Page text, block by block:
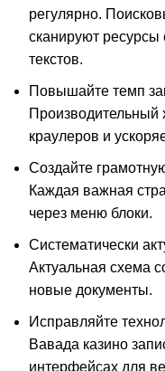
регулярно.
сканируют
текстов.
Повышайте темп
Производительный
краулеров и
Создайте
Каждая важная
через меню блоки.
Систематически
Актуальная схема
новые документы.
Исправляйте
Вавада казино
интерфейсах для